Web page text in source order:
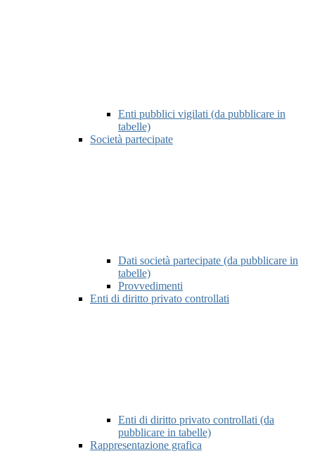
Enti pubblici vigilati (da pubblicare in
tabelle)
Società partecipate
Dati società partecipate (da pubblicare in
tabelle)
Provvedimenti
Enti di diritto privato controllati
Enti di diritto privato controllati (da
pubblicare in tabelle)
Rappresentazione grafica